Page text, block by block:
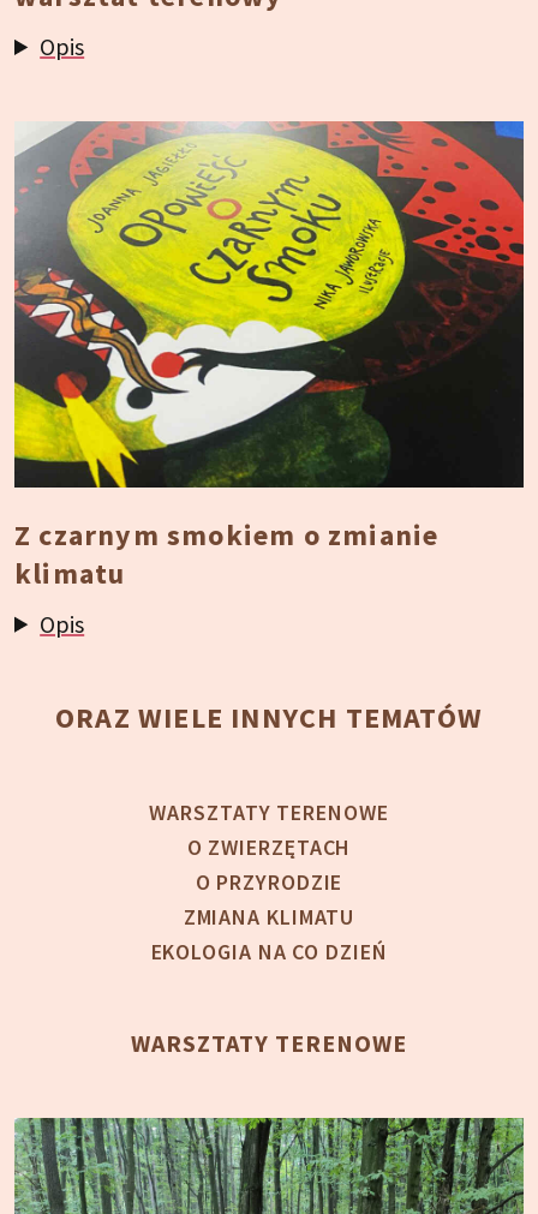
Opis
Z czarnym smokiem o zmianie
klimatu
Opis
ORAZ WIELE INNYCH TEMATÓW
WARSZTATY TERENOWE
O ZWIERZĘTACH
O PRZYRODZIE
ZMIANA KLIMATU
EKOLOGIA NA CO DZIEŃ
WARSZTATY TERENOWE